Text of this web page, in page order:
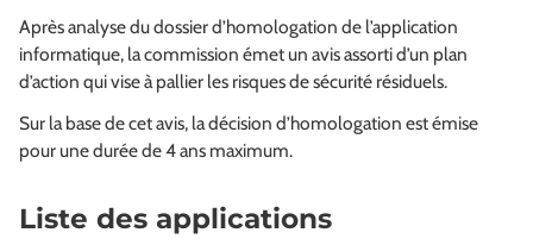
Après analyse du dossier d’homologation de l’application
informatique, la commission émet un avis assorti d’un plan
d’action qui vise à pallier les risques de sécurité résiduels.
Sur la base de cet avis, la décision d’homologation est émise
pour une durée de 4 ans maximum.
Liste des applications